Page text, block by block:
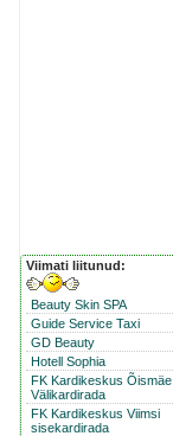
Viimati liitunud:
Beauty Skin SPA
Guide Service Taxi
GD Beauty
Hotell Sophia
FK Kardikeskus Õismäe
Välikardirada
FK Kardikeskus Viimsi
sisekardirada